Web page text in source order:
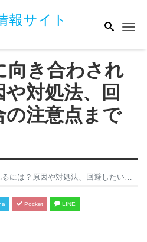
報サイト
向き合わされ
対処法、回
の注意点まで
や対処法、回避したい場合の注意点までご紹介！
Pocket LINE